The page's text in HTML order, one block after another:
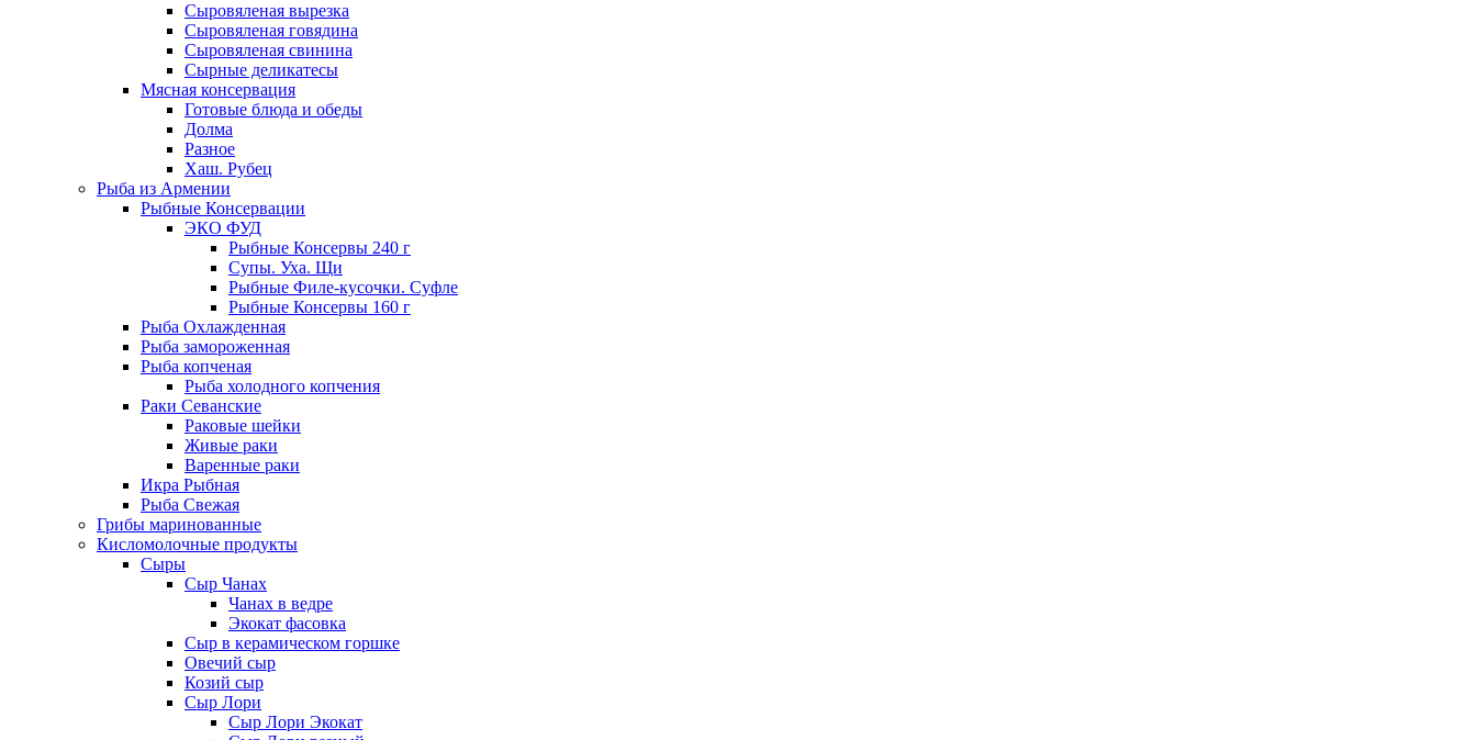
Сыровяленая вырезка
Сыровяленая говядина
Сыровяленая свинина
Сырные деликатесы
Мясная консервация
Готовые блюда и обеды
Долма
Разное
Хаш. Рубец
Рыба из Армении
Рыбные Консервации
ЭКО ФУД
Рыбные Консервы 240 г
Супы. Уха. Щи
Рыбные Филе-кусочки. Суфле
Рыбные Консервы 160 г
Рыба Охлажденная
Рыба замороженная
Рыба копченая
Рыба холодного копчения
Раки Севанские
Раковые шейки
Живые раки
Варенные раки
Икра Рыбная
Рыба Свежая
Грибы маринованные
Кисломолочные продукты
Сыры
Сыр Чанах
Чанах в ведре
Экокат фасовка
Сыр в керамическом горшке
Овечий сыр
Козий сыр
Сыр Лори
Сыр Лори Экокат